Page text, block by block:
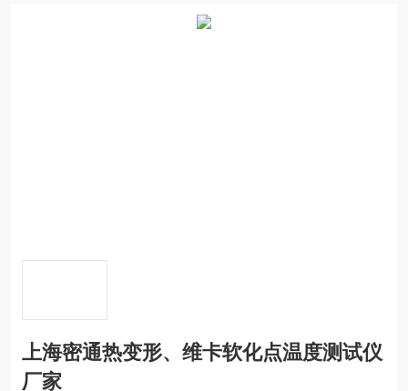
上海密通热变形、维卡软化点温度测试仪
厂家